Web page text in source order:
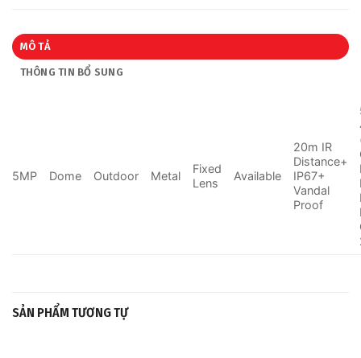
MÔ TẢ
THÔNG TIN BỔ SUNG
5MP Dome Outdoor Metal
Fixed
Lens
Available
20m IR
Distance+
IP67+
Vandal
Proof
SẢN PHẨM TƯƠNG TỰ